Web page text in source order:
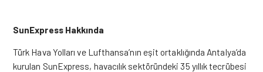
SunExpress Hakkında
Türk Hava Yolları ve Lufthansa’nın eşit ortaklığında Antalya’da
kurulan SunExpress, havacılık sektöründeki 35 yıllık tecrübesi